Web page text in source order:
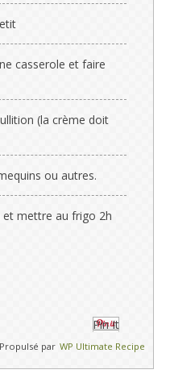
casserole et faire
(la crème doit
ou autres.
et mettre au frigo 2h
Pin It
Propulsé par WP Ultimate Recipe